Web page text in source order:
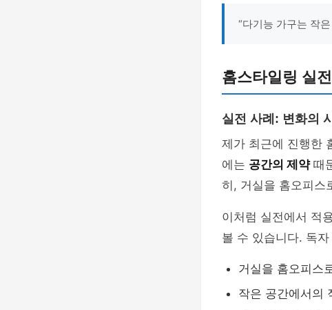
“다기능 가구는 작
홈스타일링 실
실전 사례: 변화의
제가 최근에 진행한
에는 공간의 제약때
히, 거실을 홈오피스
이처럼 실전에서 적
볼 수 있습니다. 독
거실을 홈오피스
작은 공간에서의